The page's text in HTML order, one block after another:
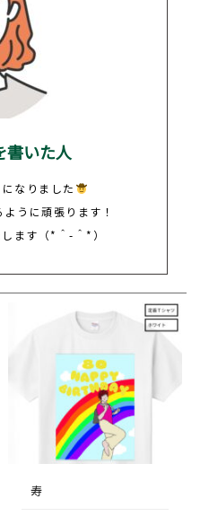
書いた人
なりました
うに頑張ります！
ます（*＾-＾*）
寿